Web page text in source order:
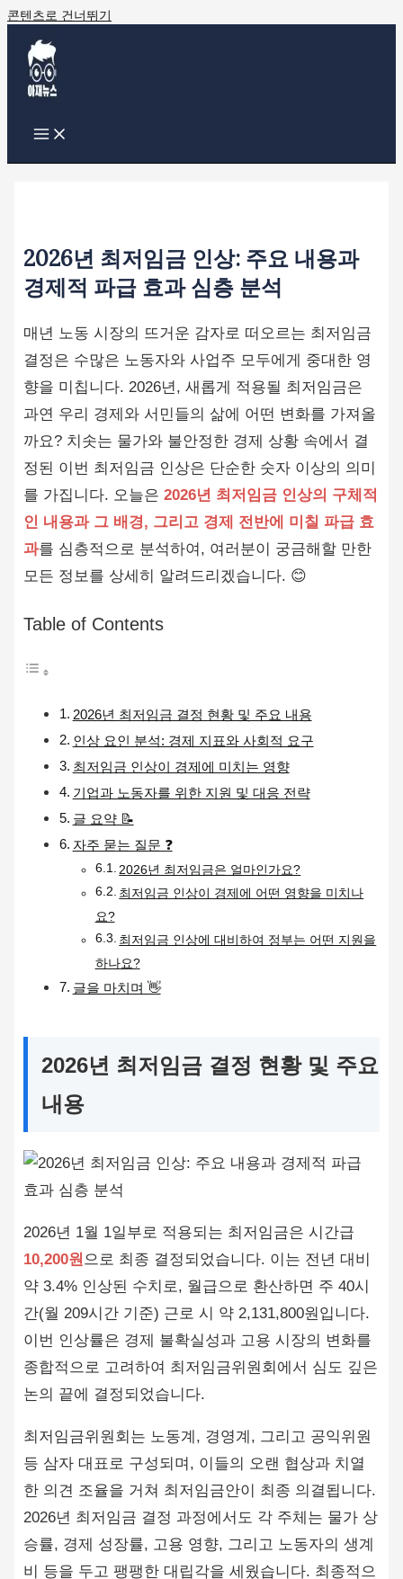
콘텐츠로 건너뛰기
2026년 최저임금 인상: 주요 내용과
경제적 파급 효과 심층 분석
매년 노동 시장의 뜨거운 감자로 떠오르는 최저임금
결정은 수많은 노동자와 사업주 모두에게 중대한 영
향을 미칩니다. 2026년, 새롭게 적용될 최저임금은
과연 우리 경제와 서민들의 삶에 어떤 변화를 가져올
까요? 치솟는 물가와 불안정한 경제 상황 속에서 결
정된 이번 최저임금 인상은 단순한 숫자 이상의 의미
를 가집니다. 오늘은 2026년 최저임금 인상의 구체적
인 내용과 그 배경, 그리고 경제 전반에 미칠 파급 효
과를 심층적으로 분석하여, 여러분이 궁금해할 만한
모든 정보를 상세히 알려드리겠습니다. 😊
Table of Contents
2026년 최저임금 결정 현황 및 주요 내용
인상 요인 분석: 경제 지표와 사회적 요구
최저임금 인상이 경제에 미치는 영향
기업과 노동자를 위한 지원 및 대응 전략
글 요약 📝
자주 묻는 질문 ❓
2026년 최저임금은 얼마인가요?
최저임금 인상이 경제에 어떤 영향을 미치나
요?
최저임금 인상에 대비하여 정부는 어떤 지원을
하나요?
글을 마치며 👋
2026년 최저임금 결정 현황 및 주요
내용
2026년 1월 1일부로 적용되는 최저임금은 시간급
10,200원 으로 최종 결정되었습니다. 이는 전년 대비
약 3.4% 인상된 수치로, 월급으로 환산하면 주 40시
간(월 209시간 기준) 근로 시 약 2,131,800원입니다.
이번 인상률은 경제 불확실성과 고용 시장의 변화를
종합적으로 고려하여 최저임금위원회에서 심도 깊은
논의 끝에 결정되었습니다.
최저임금위원회는 노동계, 경영계, 그리고 공익위원
등 삼자 대표로 구성되며, 이들의 오랜 협상과 치열
한 의견 조율을 거쳐 최저임금안이 최종 의결됩니다.
2026년 최저임금 결정 과정에서도 각 주체는 물가 상
승률, 경제 성장률, 고용 영향, 그리고 노동자의 생계
비 등을 두고 팽팽한 대립각을 세웠습니다. 최종적으